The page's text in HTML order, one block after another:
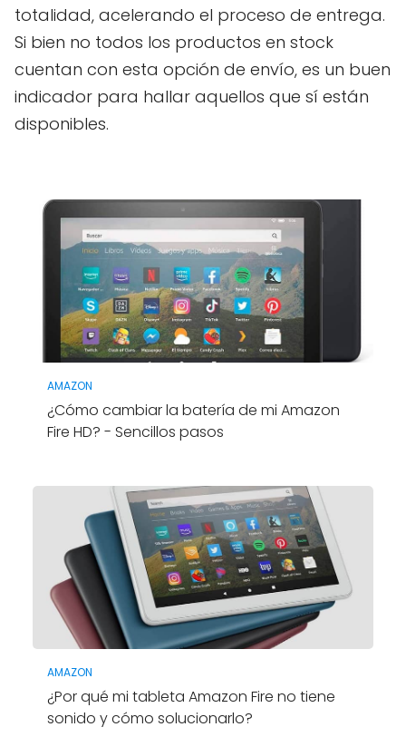
totalidad, acelerando el proceso de entrega.
Si bien no todos los productos en stock
cuentan con esta opción de envío, es un buen
indicador para hallar aquellos que sí están
disponibles.
AMAZON
¿Cómo cambiar la batería de mi Amazon
Fire HD? - Sencillos pasos
AMAZON
¿Por qué mi tableta Amazon Fire no tiene
sonido y cómo solucionarlo?